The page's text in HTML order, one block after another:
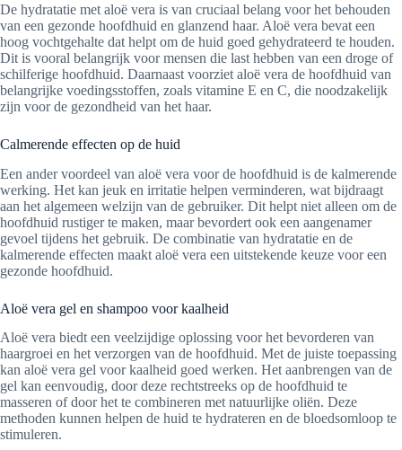
De hydratatie met aloë vera is van cruciaal belang voor het behouden
van een gezonde hoofdhuid en glanzend haar. Aloë vera bevat een
hoog vochtgehalte dat helpt om de huid goed gehydrateerd te houden.
Dit is vooral belangrijk voor mensen die last hebben van een droge of
schilferige hoofdhuid. Daarnaast voorziet aloë vera de hoofdhuid van
belangrijke voedingsstoffen, zoals vitamine E en C, die noodzakelijk
zijn voor de gezondheid van het haar.
Calmerende effecten op de huid
Een ander voordeel van aloë vera voor de hoofdhuid is de kalmerende
werking. Het kan jeuk en irritatie helpen verminderen, wat bijdraagt
aan het algemeen welzijn van de gebruiker. Dit helpt niet alleen om de
hoofdhuid rustiger te maken, maar bevordert ook een aangenamer
gevoel tijdens het gebruik. De combinatie van hydratatie en de
kalmerende effecten maakt aloë vera een uitstekende keuze voor een
gezonde hoofdhuid.
Aloë vera gel en shampoo voor kaalheid
Aloë vera biedt een veelzijdige oplossing voor het bevorderen van
haargroei en het verzorgen van de hoofdhuid. Met de juiste toepassing
kan aloë vera gel voor kaalheid goed werken. Het aanbrengen van de
gel kan eenvoudig, door deze rechtstreeks op de hoofdhuid te
masseren of door het te combineren met natuurlijke oliën. Deze
methoden kunnen helpen de huid te hydrateren en de bloedsomloop te
stimuleren.